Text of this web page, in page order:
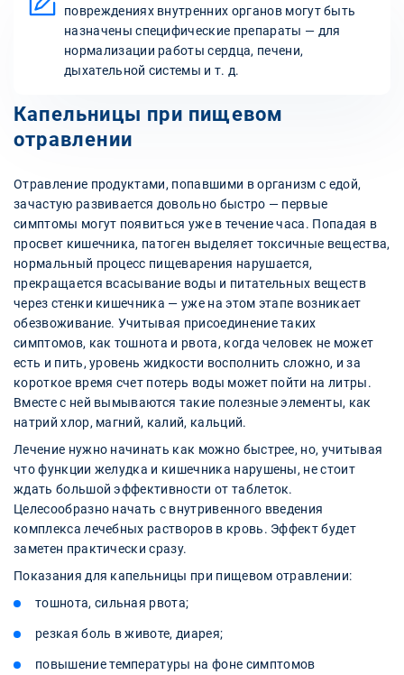
повреждениях внутренних органов могут быть
назначены специфические препараты — для
нормализации работы сердца, печени,
дыхательной системы и т. д.
Капельницы при пищевом
отравлении
Отравление продуктами, попавшими в организм с едой,
зачастую развивается довольно быстро — первые
симптомы могут появиться уже в течение часа. Попадая в
просвет кишечника, патоген выделяет токсичные вещества,
нормальный процесс пищеварения нарушается,
прекращается всасывание воды и питательных веществ
через стенки кишечника — уже на этом этапе возникает
обезвоживание. Учитывая присоединение таких
симптомов, как тошнота и рвота, когда человек не может
есть и пить, уровень жидкости восполнить сложно, и за
короткое время счет потерь воды может пойти на литры.
Вместе с ней вымываются такие полезные элементы, как
натрий хлор, магний, калий, кальций.
Лечение нужно начинать как можно быстрее, но, учитывая
что функции желудка и кишечника нарушены, не стоит
ждать большой эффективности от таблеток.
Целесообразно начать с внутривенного введения
комплекса лечебных растворов в кровь. Эффект будет
заметен практически сразу.
Показания для капельницы при пищевом отравлении:
тошнота, сильная рвота;
резкая боль в животе, диарея;
повышение температуры на фоне симптомов